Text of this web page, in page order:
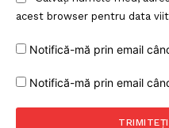
acest browser pentru data
Notifică-mă prin email
Notifică-mă prin email